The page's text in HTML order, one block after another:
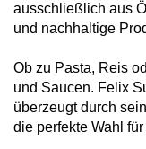
ausschließlich aus
und nachhaltige
Ob zu Pasta, Reis
und Saucen. Felix
überzeugt durch
die perfekte Wahl